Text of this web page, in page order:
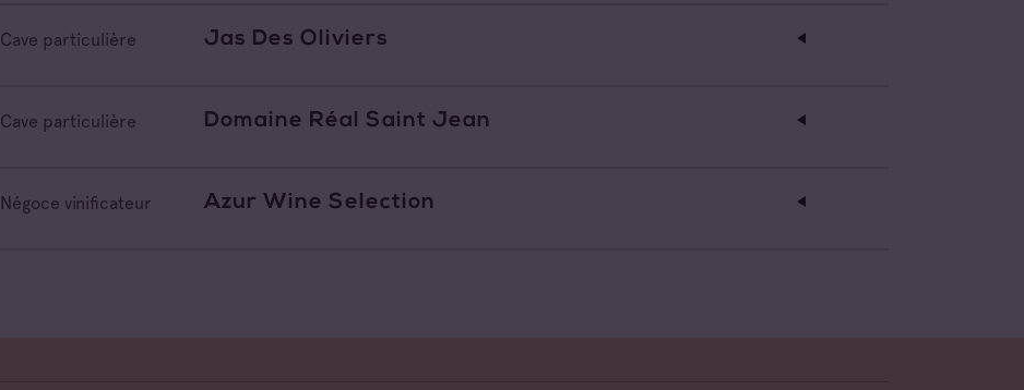
Cave particulière Jas Des Oliviers
Cave particulière Domaine Réal Saint Jean
Négoce vinificateur Azur Wine Selection